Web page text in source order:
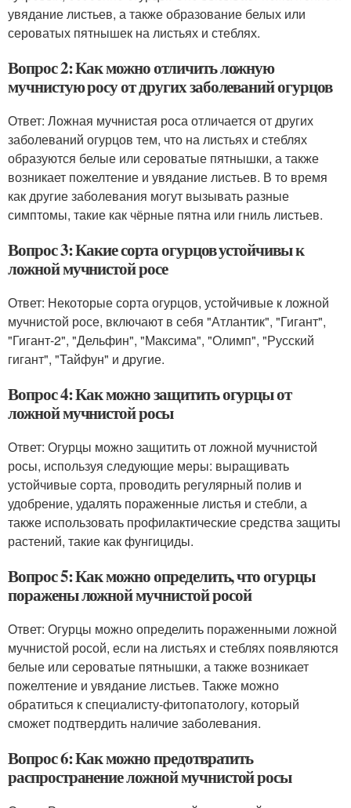
увядание листьев, а также образование белых или
сероватых пятнышек на листьях и стеблях.
Вопрос 2: Как можно отличить ложную
мучнистую росу от других заболеваний огурцов
Ответ: Ложная мучнистая роса отличается от других
заболеваний огурцов тем, что на листьях и стеблях
образуются белые или сероватые пятнышки, а также
возникает пожелтение и увядание листьев. В то время
как другие заболевания могут вызывать разные
симптомы, такие как чёрные пятна или гниль листьев.
Вопрос 3: Какие сорта огурцов устойчивы к
ложной мучнистой росе
Ответ: Некоторые сорта огурцов, устойчивые к ложной
мучнистой росе, включают в себя "Атлантик", "Гигант",
"Гигант-2", "Дельфин", "Максима", "Олимп", "Русский
гигант", "Тайфун" и другие.
Вопрос 4: Как можно защитить огурцы от
ложной мучнистой росы
Ответ: Огурцы можно защитить от ложной мучнистой
росы, используя следующие меры: выращивать
устойчивые сорта, проводить регулярный полив и
удобрение, удалять пораженные листья и стебли, а
также использовать профилактические средства защиты
растений, такие как фунгициды.
Вопрос 5: Как можно определить, что огурцы
поражены ложной мучнистой росой
Ответ: Огурцы можно определить пораженными ложной
мучнистой росой, если на листьях и стеблях появляются
белые или сероватые пятнышки, а также возникает
пожелтение и увядание листьев. Также можно
обратиться к специалисту-фитопатологу, который
сможет подтвердить наличие заболевания.
Вопрос 6: Как можно предотвратить
распространение ложной мучнистой росы